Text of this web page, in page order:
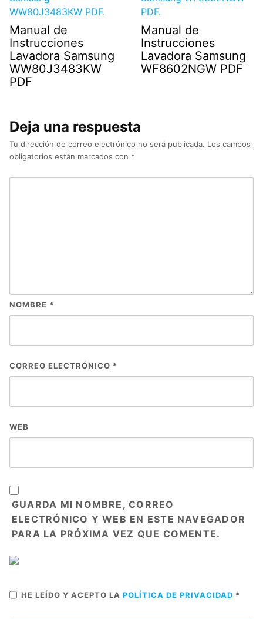
Manual de
Instrucciones
Lavadora Samsung
WW80J3483KW
PDF
Manual de
Instrucciones
Lavadora Samsung
WF8602NGW PDF
Deja una respuesta
Tu dirección de correo electrónico no será publicada. Los campos
obligatorios están marcados con *
NOMBRE *
CORREO ELECTRÓNICO *
WEB
GUARDA MI NOMBRE, CORREO
ELECTRÓNICO Y WEB EN ESTE NAVEGADOR
PARA LA PRÓXIMA VEZ QUE COMENTE.
HE LEÍDO Y ACEPTO LA POLÍTICA DE PRIVACIDAD *